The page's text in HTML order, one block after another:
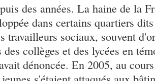
des années. La haine de la
dans certains quartiers
travailleurs sociaux, souvent
des collèges et des lycées en
dénoncée. En 2005, au